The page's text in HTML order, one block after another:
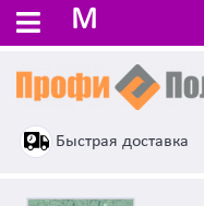
M
Быстрая доставка